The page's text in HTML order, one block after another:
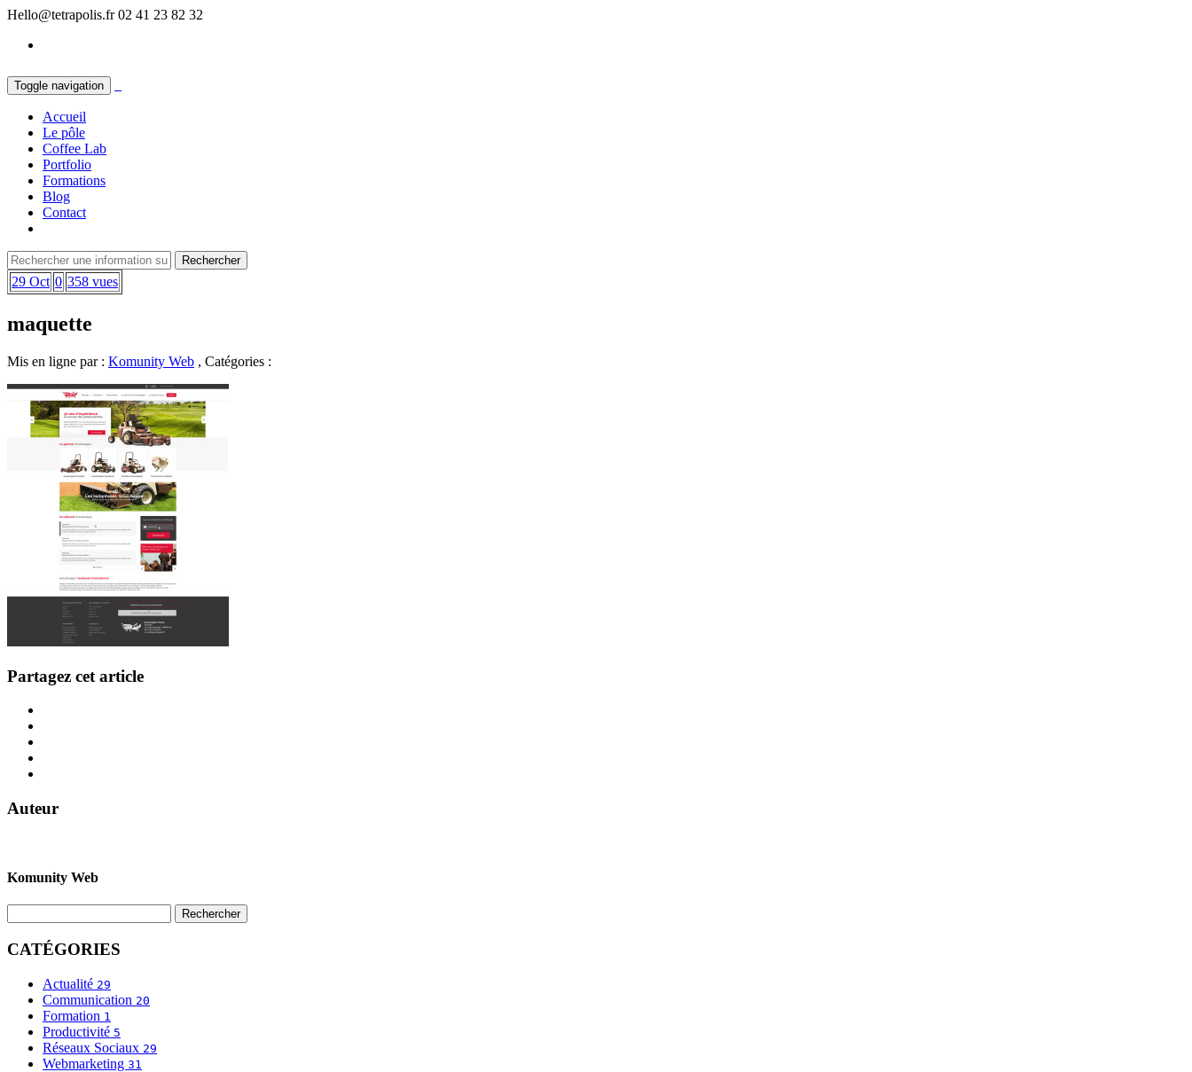
Hello@tetrapolis.fr 02 41 23 82 32
Toggle navigation
Accueil
Le pôle
Coffee Lab
Portfolio
Formations
Blog
Contact
29 Oct 0 358 vues
maquette
Mis en ligne par : Komunity Web , Catégories :
Partagez cet article
Auteur
Komunity Web
CATÉGORIES
Actualité 29
Communication 20
Formation 1
Productivité 5
Réseaux Sociaux 29
Webmarketing 31